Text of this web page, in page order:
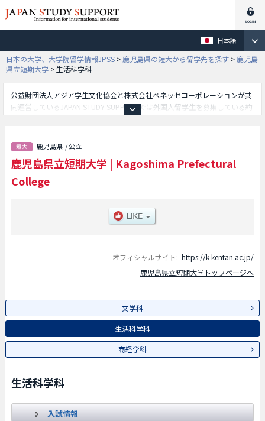
日本語
日本の大学、大学院留学情報JPSS > 鹿児島県の短大から留学先を探す > 鹿児島
県立短期大学 >生活科学科
公益財団法人アジア学生文化協会と株式会社ベネッセコーポレーションが共
同運営しているJAPAN STUDY SUPPORTでは外国人留学生を募集している約
部や生活科学科学部や商経学科学部等、学部別情報や、募集定員や合格者数
など入試情報、施設案内、アクセスなど外国人留学生に必要な情報を掲載し
ているので是非ご利用ください。
鹿児島県 / 公立
鹿児島県立短期大学 | Kagoshima Prefectural
College
オフィシャルサイト: https://k-kentan.ac.jp/
鹿児島県立短期大学トップページへ
文学科
生活科学科
商経学科
生活科学科
入試情報